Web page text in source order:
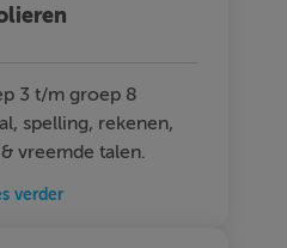
3 t/m groep 8
spelling, rekenen,
vreemde talen.
verder